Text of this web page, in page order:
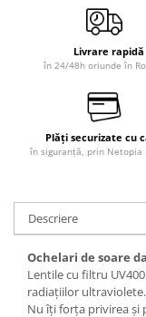
Livrare rapidă
în 24/48h oriunde în
Plăți securizate cu
în siguranță, prin Netopia
Descriere
Ochelari de soare
Lentile cu filtru
radiațiilor ultraviolete.
Nu îți forța privirea și